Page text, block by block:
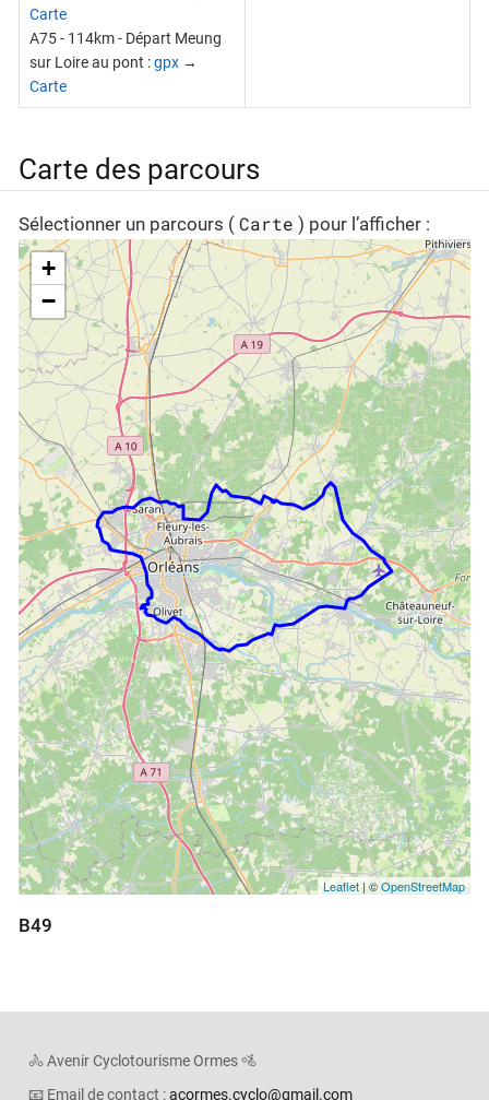
Carte
A75 - 114km - Départ Meung
sur Loire au pont :gpx→
Carte
Carte des parcours
Sélectionner un parcours ( Carte ) pour l’afficher :
+
−
Leaflet | ©OpenStreetMap
B49
🚴 Avenir Cyclotourisme Ormes 🚵
📧 Email de contact :acormes.cyclo@gmail.com